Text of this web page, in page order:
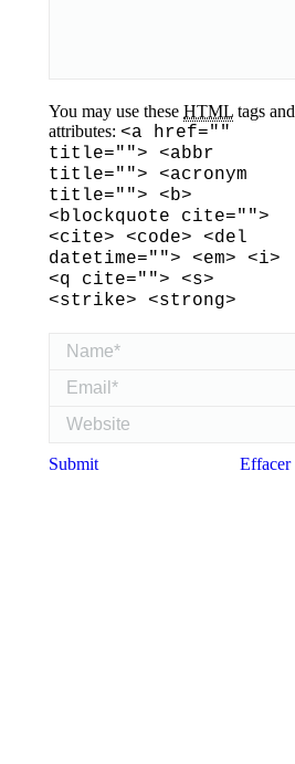
You may use these HTML tags and
attributes: <a href=""
title=""> <abbr
title=""> <acronym
title=""> <b>
<blockquote cite="">
<cite> <code> <del
datetime=""> <em> <i>
<q cite=""> <s>
<strike> <strong>
Name *
Email *
Website
Effacer
Submit